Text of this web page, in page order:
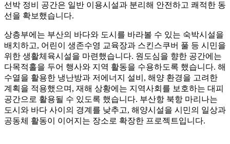
선박 정비 공간은 일반 이용시설과 분리해 안전하고 쾌적한 동
선을 확보했습니다.
상층부에는 부산의 바다와 도시를 바라볼 수 있는 숙박시설을
배치하고, 어린이 생존수영 교육장과 스킨스쿠버 풀 등 시민을
위한 생활체육시설을 마련했습니다. 원도심을 향한 공간에는
다목적홀을 두어 행사와 지역 활동을 수용하도록 했습니다. 해
수열을 활용한 냉난방과 저에너지 설비, 해양 환경을 고려한
계획을 적용했으며, 재해 상황에는 지역사회를 보호하는 대피
공간으로 활용될 수 있도록 했습니다. 부산항 북항 마리나는
도시와 바다 사이의 경계를 낮추고, 해양시설을 시민의 일상과
공동체 활동이 이어지는 장소로 확장한 프로젝트입니다.